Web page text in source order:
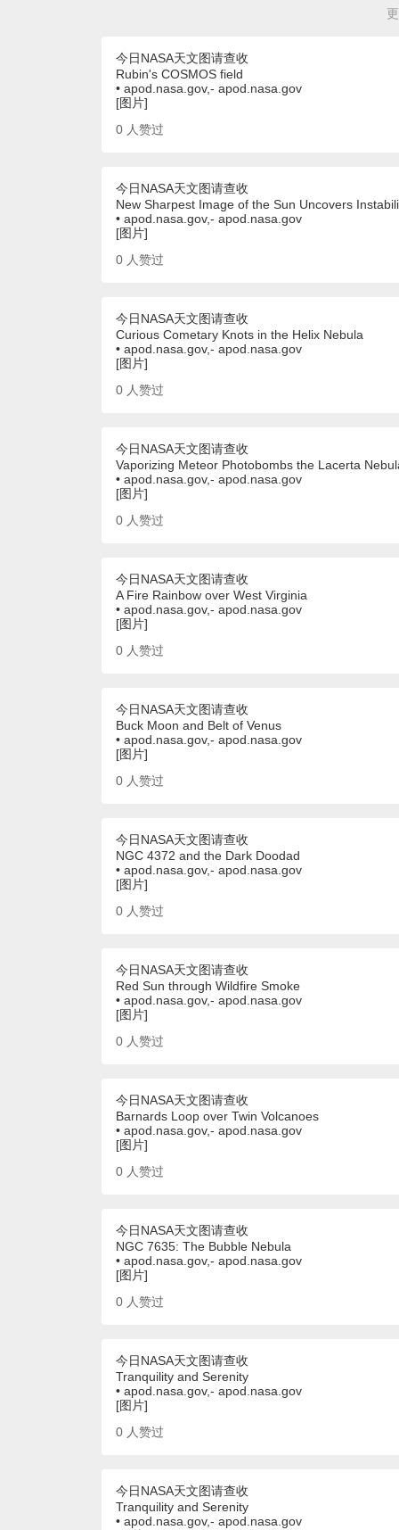
今日NASA天文图请查收
Rubin's COSMOS field
• apod.nasa.gov,- apod.nasa.gov
[图片]
0 人赞过
今日NASA天文图请查收
New Sharpest Image of the Sun Uncovers
• apod.nasa.gov,- apod.nasa.gov
[图片]
0 人赞过
今日NASA天文图请查收
Curious Cometary Knots in the Helix Nebula
• apod.nasa.gov,- apod.nasa.gov
[图片]
0 人赞过
今日NASA天文图请查收
Vaporizing Meteor Photobombs the Lacerta
• apod.nasa.gov,- apod.nasa.gov
[图片]
0 人赞过
今日NASA天文图请查收
A Fire Rainbow over West Virginia
• apod.nasa.gov,- apod.nasa.gov
[图片]
0 人赞过
今日NASA天文图请查收
Buck Moon and Belt of Venus
• apod.nasa.gov,- apod.nasa.gov
[图片]
0 人赞过
今日NASA天文图请查收
NGC 4372 and the Dark Doodad
• apod.nasa.gov,- apod.nasa.gov
[图片]
0 人赞过
今日NASA天文图请查收
Red Sun through Wildfire Smoke
• apod.nasa.gov,- apod.nasa.gov
[图片]
0 人赞过
今日NASA天文图请查收
Barnards Loop over Twin Volcanoes
• apod.nasa.gov,- apod.nasa.gov
[图片]
0 人赞过
今日NASA天文图请查收
NGC 7635: The Bubble Nebula
• apod.nasa.gov,- apod.nasa.gov
[图片]
0 人赞过
今日NASA天文图请查收
Tranquility and Serenity
• apod.nasa.gov,- apod.nasa.gov
[图片]
0 人赞过
今日NASA天文图请查收
Tranquility and Serenity
• apod.nasa.gov,- apod.nasa.gov